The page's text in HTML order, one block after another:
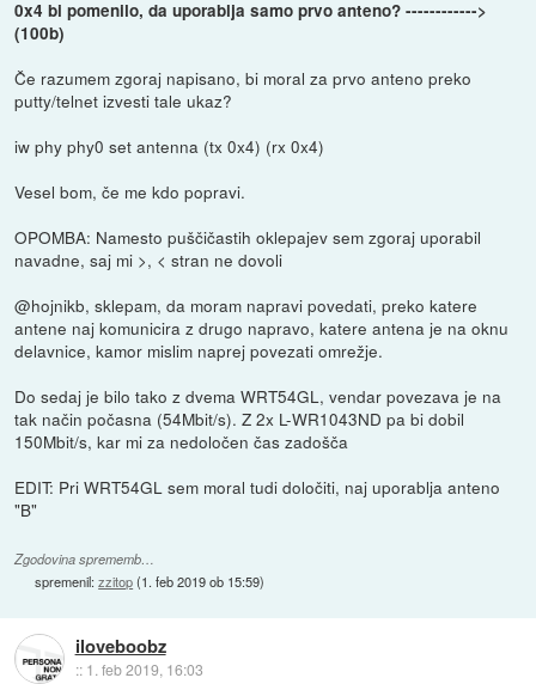
0x4 bi pomenilo, da uporablja samo prvo anteno? ------------>
(100b)
Če razumem zgoraj napisano, bi moral za prvo anteno preko
putty/telnet izvesti tale ukaz?
iw phy phy0 set antenna (tx 0x4) (rx 0x4)
Vesel bom, če me kdo popravi.
OPOMBA: Namesto puščičastih oklepajev sem zgoraj uporabil
navadne, saj mi >, < stran ne dovoli
@hojnikb, sklepam, da moram napravi povedati, preko katere
antene naj komunicira z drugo napravo, katere antena je na oknu
delavnice, kamor mislim naprej povezati omrežje.
Do sedaj je bilo tako z dvema WRT54GL, vendar povezava je na
tak način počasna (54Mbit/s). Z 2x L-WR1043ND pa bi dobil
150Mbit/s, kar mi za nedoločen čas zadošča
EDIT: Pri WRT54GL sem moral tudi določiti, naj uporablja anteno
"B"
Zgodovina sprememb…
spremenil:zzitop(1. feb 2019 ob 15:59)
iloveboobz
:: 1. feb 2019, 16:03